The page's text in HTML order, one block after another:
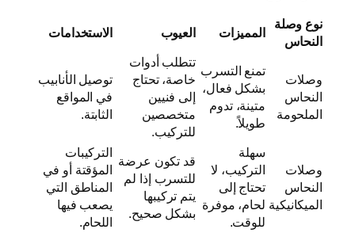
نوع وصلة
النحاس
المميزات العيوب الاستخدامات
وصلات
النحاس
الملحومة
تمنع التسرب
بشكل فعال،
متينة، تدوم
طويلاً.
تتطلب أدوات
خاصة، تحتاج
إلى فنيين
متخصصين
للتركيب.
توصيل الأنابيب
في المواقع
الثابتة.
وصلات
النحاس
الميكانيكية
سهلة
التركيب، لا
تحتاج إلى
لحام، موفرة
للوقت.
قد تكون عرضة
للتسرب إذا لم
يتم تركيبها
بشكل صحيح.
التركيبات
المؤقتة أو في
المناطق التي
يصعب فيها
اللحام.